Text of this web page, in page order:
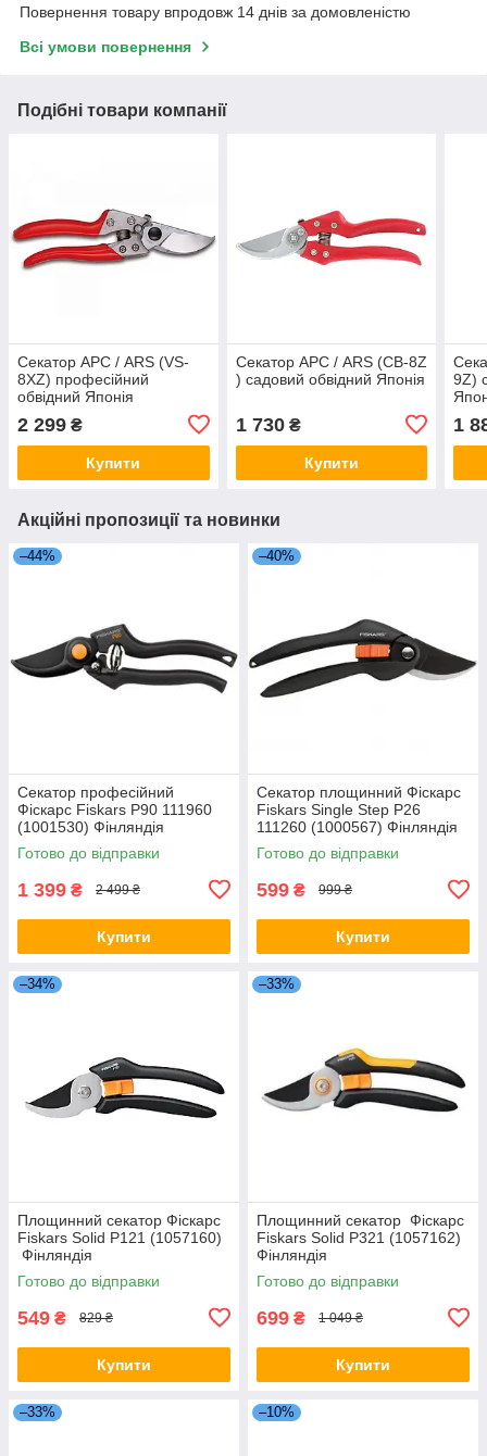
Повернення товару впродовж 14 днів за домовленістю
Всі умови повернення
Подібні товари компанії
Секатор АРС / ARS (VS-
8XZ) професійний
обвідний Японія
2 299 ₴
Купити
Секатор АРС / ARS (CB-8Z
) садовий обвідний Японія
1 730₴
Купити
9Z)
1
Акційні пропозиції та новинки
–44%
Секатор професійний
Фіскарс Fiskars P90 111960
(1001530) Фінляндія
Готово до відправки
1 399 ₴ 2 499 ₴
Купити
–40%
Секатор площинний Фіскарс
Fiskars Single Step P26
111260 (1000567) Фінляндія
Готово до відправки
599 ₴ 999 ₴
Купити
–34%
Площинний секатор Фіскарс
Fiskars Solid P121 (1057160)
Фінляндія
Готово до відправки
549 ₴ 829 ₴
Купити
–33%
Площинний секатор Фіскарс
Fiskars Solid P321 (1057162)
Фінляндія
Готово до відправки
699 ₴ 1 049 ₴
Купити
–33% –10%